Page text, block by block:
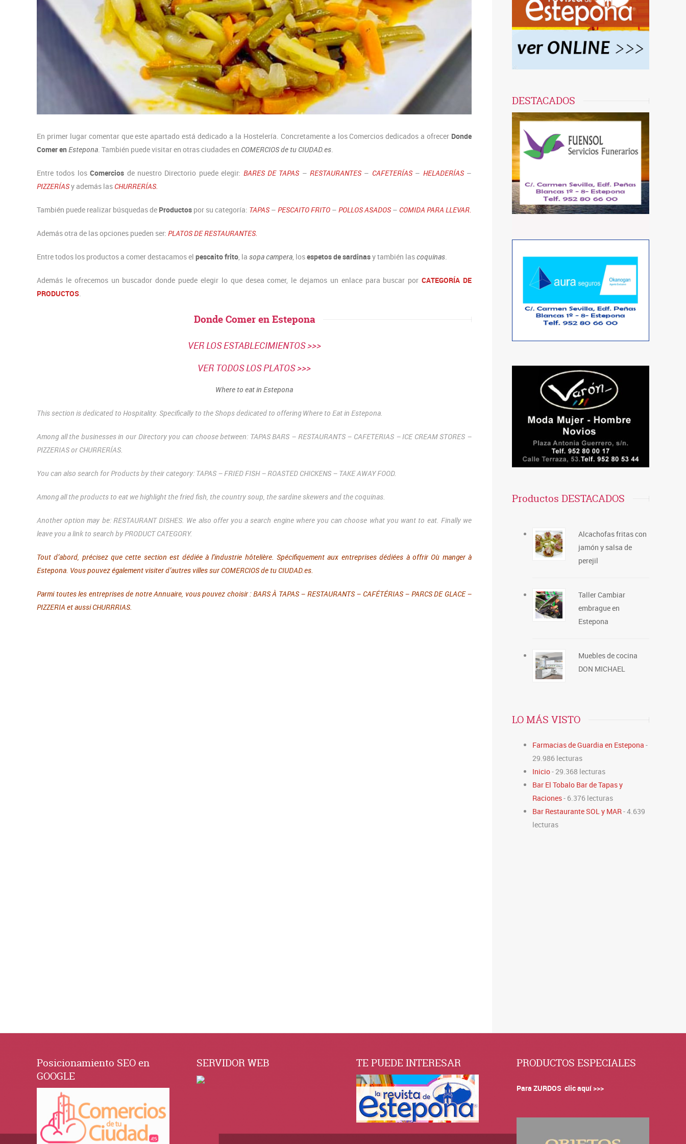
En primer lugar comentar que este apartado está dedicado a la Hostelería. Concretamente a los Comercios dedicados a ofrecer Donde
Comer enEstepona. También puede visitar en otras ciudades en COMERCIOS de tu CIUDAD.es.
Entre todos losComercios de nuestro Directorio puede elegir: BARES DE TAPAS –RESTAURANTES – CAFETERÍAS– HELADERÍAS–
PIZZERÍASy además las CHURRERÍAS.
También puede realizar búsquedas de Productos por su categoría: TAPAS – PESCAITO FRITO – POLLOS ASADOS – COMIDA PARA LLEVAR.
Además otra de las opciones pueden ser: PLATOS DE RESTAURANTES.
Entre todos los productos a comer destacamos el pescaito frito, la sopa campera, losespetos de sardinasy también lascoquinas.
Además le ofrecemos un buscador donde puede elegir lo que desea comer, le dejamos un enlace para buscar porCATEGORÍA DE
PRODUCTOS.
Donde Comer en Estepona
VER LOS ESTABLECIMIENTOS >>>
VER TODOS LOS PLATOS >>>
Where to eat in Estepona
This section is dedicated to Hospitality. Specifically to the Shops dedicated to offering Where to Eat in Estepona.
Among all the businesses in our Directory you can choose between: TAPAS BARS – RESTAURANTS – CAFETERIAS – ICE CREAM STORES –
PIZZERIAS or CHURRERÍAS.
You can also search for Products by their category: TAPAS – FRIED FISH – ROASTED CHICKENS – TAKE AWAY FOOD.
Among all the products to eat we highlight the fried fish, the country soup, the sardine skewers and the coquinas.
Another option may be: RESTAURANT DISHES. We also offer you a search engine where you can choose what you want to eat. Finally we
leave you a link to search by PRODUCT CATEGORY.
Tout d’abord, précisez que cette section est dédiée à l’industrie hôtelière. Spécifiquement aux entreprises dédiées à offrir Où manger à
Estepona. Vous pouvez également visiter d’autres villes sur COMERCIOS de tu CIUDAD.es.
Parmi toutes les entreprises de notre Annuaire, vous pouvez choisir : BARS À TAPAS – RESTAURANTS – CAFÉTÉRIAS – PARCS DE GLACE –
PIZZERIA et aussi CHURRRIAS.
DESTACADOS
Productos DESTACADOS
Alcachofas fritas con
jamón y salsa de
perejil
Taller Cambiar
embrague en
Estepona
Muebles de cocina
DON MICHAEL
LO MÁS VISTO
Farmacias de Guardia en Estepona -
29.986 lecturas
Inicio- 29.368 lecturas
Bar El Tobalo Bar de Tapas y
Raciones- 6.376 lecturas
Bar Restaurante SOL y MAR- 4.639
lecturas
Posicionamiento SEO en
GOOGLE
SERVIDOR WEB TE PUEDE INTERESAR PRODUCTOS ESPECIALES
Para ZURDOS clic aquí >>>